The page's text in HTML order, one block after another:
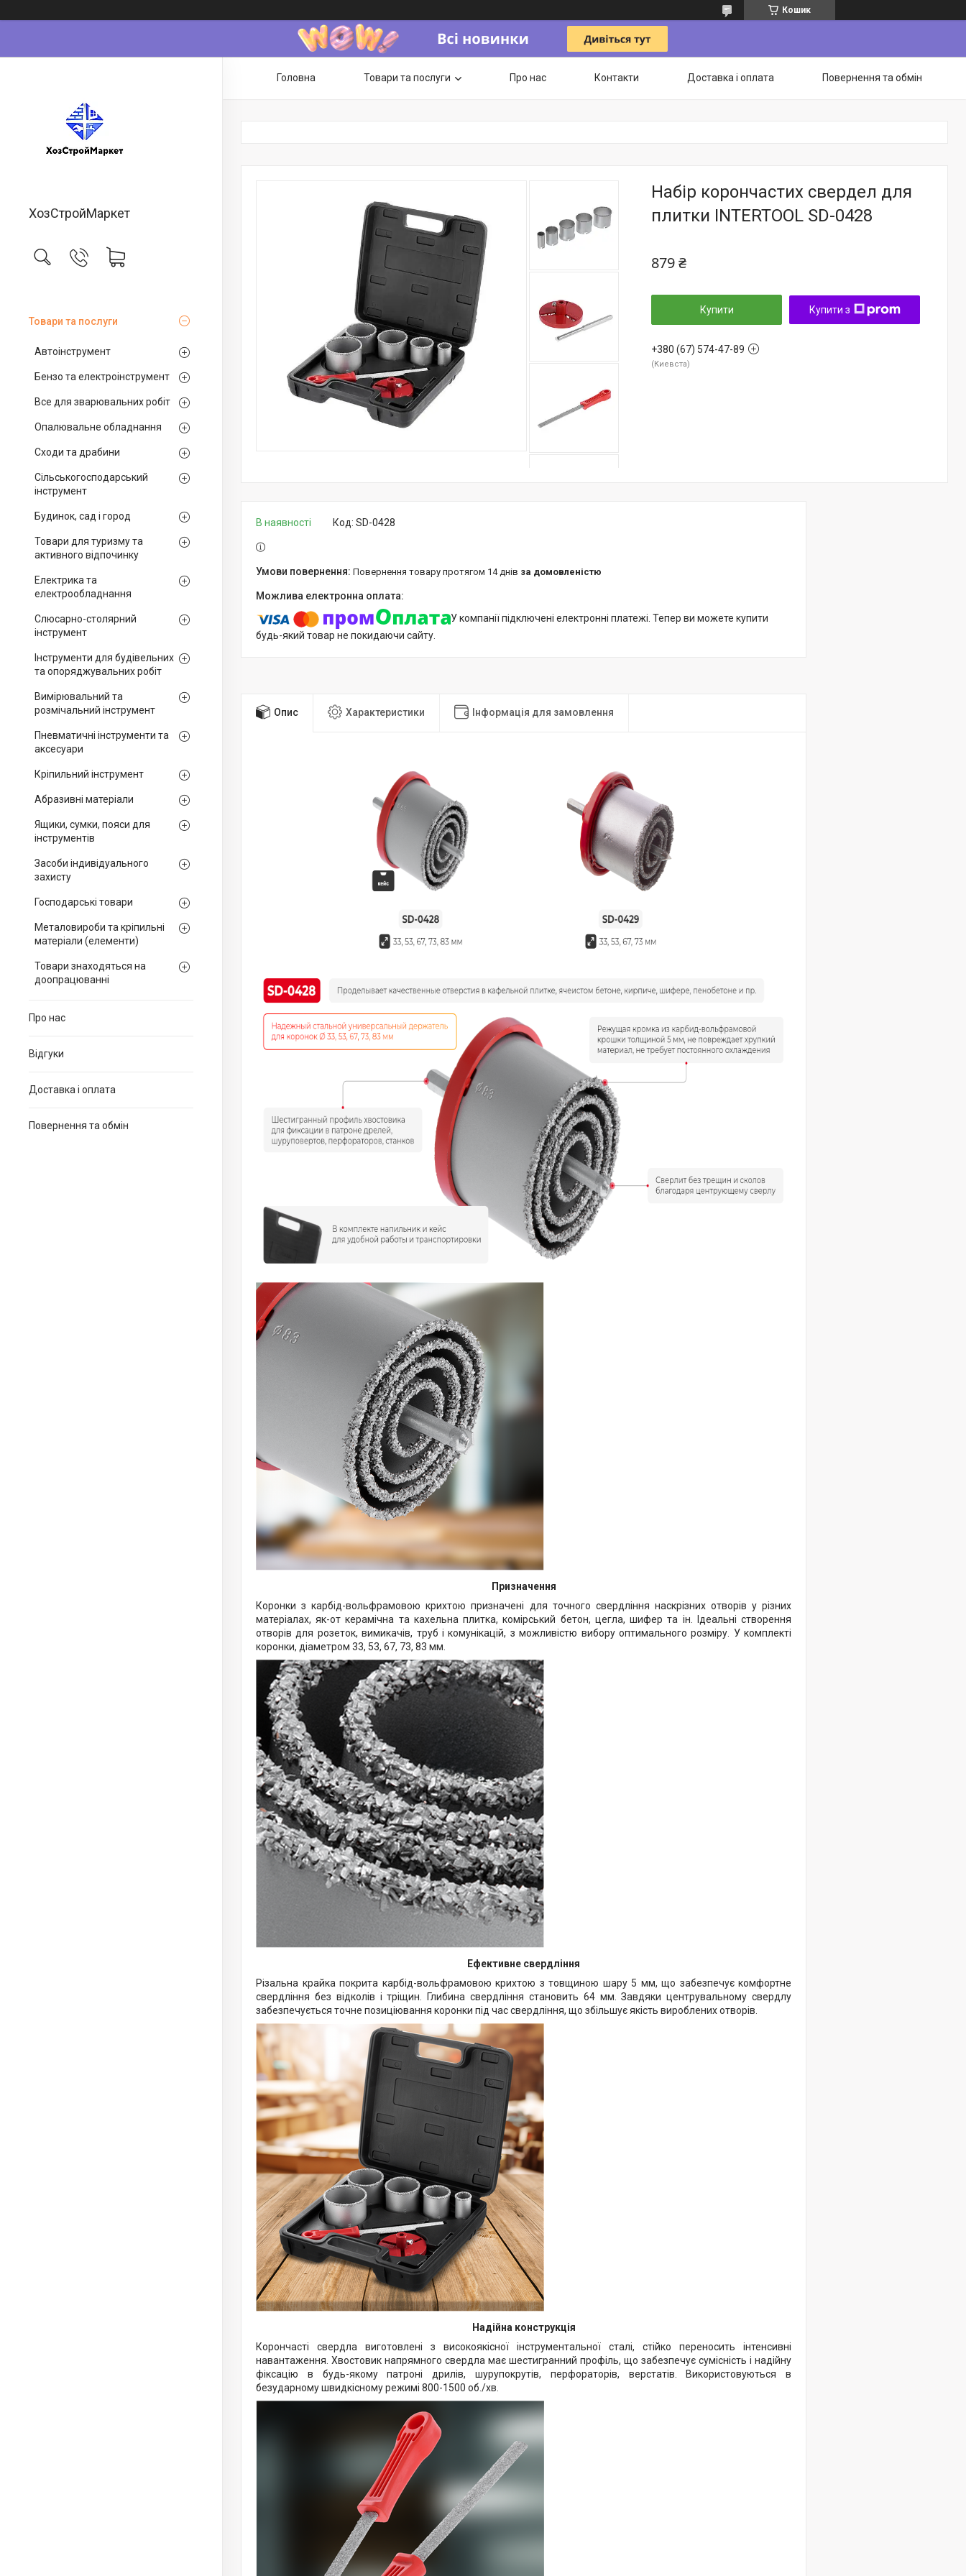
Кошик
ХозСтройМаркет
Товари та послуги
Автоінструмент
Бензо та електроінструмент
Все для зварювальних робіт
Опалювальне обладнання
Сходи та драбини
Сільськогосподарський
інструмент
Будинок, сад і город
Товари для туризму та
активного відпочинку
Електрика та
електрообладнання
Слюсарно-столярний
інструмент
Інструменти для будівельних
та опоряджувальних робіт
Вимірювальний та
розмічальний інструмент
Пневматичні інструменти та
аксесуари
Кріпильний інструмент
Абразивні матеріали
Ящики, сумки, пояси для
інструментів
Засоби індивідуального
захисту
Господарські товари
Металовироби та кріпильні
матеріали (елементи)
Товари знаходяться на
доопрацюванні
Про нас
Відгуки
Доставка і оплата
Повернення та обмін
Головна Товари та послуги Про нас Контакти Доставка і оплата Повернення та обмін
Набір корончастих свердел для
плитки INTERTOOL SD-0428
879 ₴
Купити Купити з
+380 (67) 574-47-89
Киевста
В наявності Код: SD-0428
повернення товару протягом 14 днів за домовленістю
У компанії підключені електронні платежі. Тепер ви можете купити
будь-який товар не покидаючи сайту.
Опис Характеристики Інформація для замовлення
Призначення
Коронки з карбід-вольфрамовою крихтою призначені для точного свердління наскрізних отворів у різних
матеріалах, як-от керамічна та кахельна плитка, комірський бетон, цегла, шифер та ін. Ідеальні створення
отворів для розеток, вимикачів, труб і комунікацій, з можливістю вибору оптимального розміру. У комплекті
коронки, діаметром 33, 53, 67, 73, 83 мм.
Ефективне свердління
Різальна крайка покрита карбід-вольфрамовою крихтою з товщиною шару 5 мм, що забезпечує комфортне
свердління без відколів і тріщин. Глибина свердління становить 64 мм. Завдяки центрувальному свердлу
забезпечується точне позиціювання коронки під час свердління, що збільшує якість вироблених отворів.
Надійна конструкція
Корончасті свердла виготовлені з високоякісної інструментальної сталі, стійко переносить інтенсивні
навантаження. Хвостовик напрямного свердла має шестигранний профіль, що забезпечує сумісність і надійну
фіксацію в будь-якому патроні дрилів, шурупокрутів, перфораторів, верстатів. Використовуються в
безударному швидкісному режимі 800-1500 об./хв.